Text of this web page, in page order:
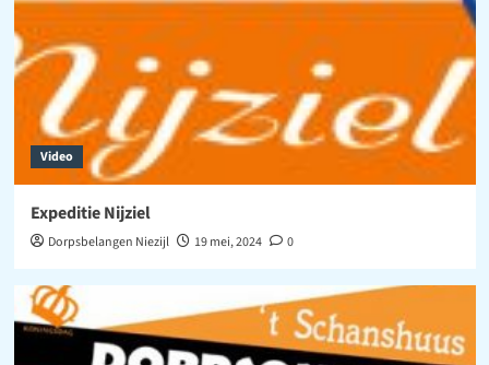
Video
Expeditie Nijziel
Dorpsbelangen Niezijl 19 mei, 2024 0